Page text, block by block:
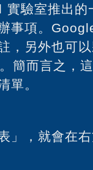
驗室推出的
事項。
，另外也可
簡而言之，
單。
」，就會在